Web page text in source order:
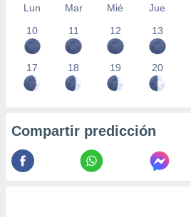
Lun Mar Mié Jue
10
11 12 13
17 18 19 20
Compartir predicción